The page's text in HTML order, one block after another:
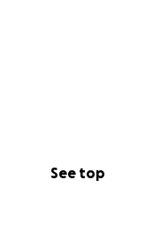
See top